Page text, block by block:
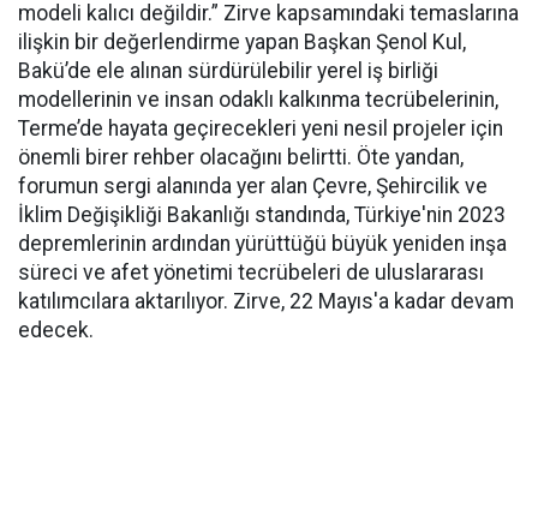
modeli kalıcı değildir.” Zirve kapsamındaki temaslarına
ilişkin bir değerlendirme yapan Başkan Şenol Kul,
Bakü’de ele alınan sürdürülebilir yerel iş birliği
modellerinin ve insan odaklı kalkınma tecrübelerinin,
Terme’de hayata geçirecekleri yeni nesil projeler için
önemli birer rehber olacağını belirtti. Öte yandan,
forumun sergi alanında yer alan Çevre, Şehircilik ve
İklim Değişikliği Bakanlığı standında, Türkiye'nin 2023
depremlerinin ardından yürüttüğü büyük yeniden inşa
süreci ve afet yönetimi tecrübeleri de uluslararası
katılımcılara aktarılıyor. Zirve, 22 Mayıs'a kadar devam
edecek.